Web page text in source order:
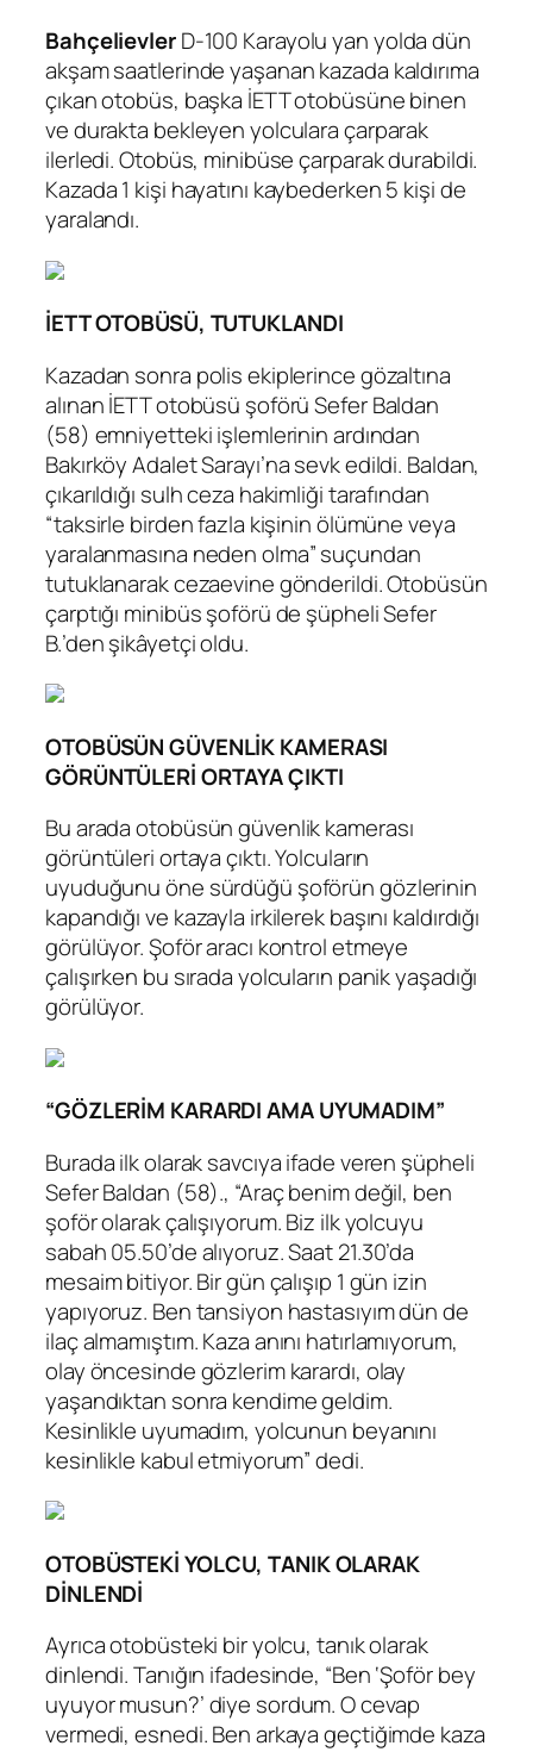
BahçelievlerD-100 Karayolu yan yolda dün
akşam saatlerinde yaşanan kazada kaldırıma
çıkan otobüs, başka İETT otobüsüne binen
ve durakta bekleyen yolculara çarparak
ilerledi. Otobüs, minibüse çarparak durabildi.
Kazada 1 kişi hayatını kaybederken 5 kişi de
yaralandı.
İETT OTOBÜSÜ, TUTUKLANDI
Kazadan sonra polis ekiplerince gözaltına
alınan İETT otobüsü şoförü Sefer Baldan
(58) emniyetteki işlemlerinin ardından
Bakırköy Adalet Sarayı’na sevk edildi. Baldan,
çıkarıldığı sulh ceza hakimliği tarafından
“taksirle birden fazla kişinin ölümüne veya
yaralanmasına neden olma” suçundan
tutuklanarak cezaevine gönderildi. Otobüsün
çarptığı minibüs şoförü de şüpheli Sefer
B.’den şikâyetçi oldu.
OTOBÜSÜN GÜVENLİK KAMERASI
GÖRÜNTÜLERİ ORTAYA ÇIKTI
Bu arada otobüsün güvenlik kamerası
görüntüleri ortaya çıktı. Yolcuların
uyuduğunu öne sürdüğü şoförün gözlerinin
kapandığı ve kazayla irkilerek başını kaldırdığı
görülüyor. Şoför aracı kontrol etmeye
çalışırken bu sırada yolcuların panik yaşadığı
görülüyor.
“GÖZLERİM KARARDI AMA UYUMADIM”
Burada ilk olarak savcıya ifade veren şüpheli
Sefer Baldan (58)., “Araç benim değil, ben
şoför olarak çalışıyorum. Biz ilk yolcuyu
sabah 05.50’de alıyoruz. Saat 21.30’da
mesaim bitiyor. Bir gün çalışıp 1 gün izin
yapıyoruz. Ben tansiyon hastasıyım dün de
ilaç almamıştım. Kaza anını hatırlamıyorum,
olay öncesinde gözlerim karardı, olay
yaşandıktan sonra kendime geldim.
Kesinlikle uyumadım, yolcunun beyanını
kesinlikle kabul etmiyorum” dedi.
OTOBÜSTEKİ YOLCU, TANIK OLARAK
DİNLENDİ
Ayrıca otobüsteki bir yolcu, tanık olarak
dinlendi. Tanığın ifadesinde, “Ben ‘Şoför bey
uyuyor musun?’ diye sordum. O cevap
vermedi, esnedi. Ben arkaya geçtiğimde kaza